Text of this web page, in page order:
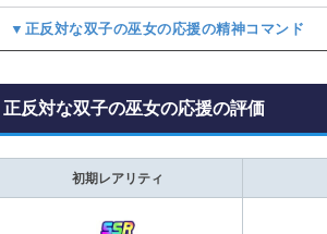
▼正反対な双子の巫女の応援の精神コマンド
正反対な双子の巫女の応援の評価
初期レアリティ